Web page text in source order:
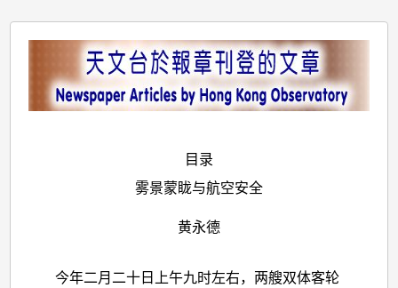
目录
雾景蒙眬与航空安全
黄永德
今年二月二十日上午九时左右，两艘双体客轮